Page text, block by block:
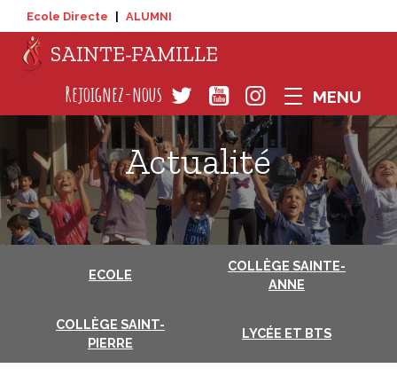
Ecole Directe | ALUMNI
SAINTE-FAMILLE
ECOLE
COLLÈGE SAINTE-
ANNE
COLLÈGE SAINT-
PIERRE
LYCÉE ET BTS